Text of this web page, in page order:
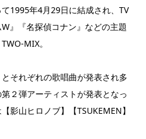
1995年4月29日に結成され、TV
』『名探偵コナン』などの主題
MIX。
それぞれの歌唱曲が発表され多
２弾アーティストが発表となっ
影山ヒロノブ】【TSUKEMEN】